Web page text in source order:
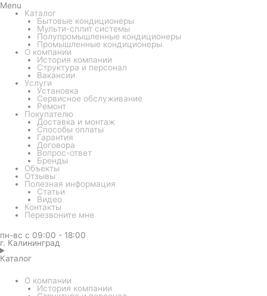
Menu
Каталог
Бытовые кондиционеры
Мульти-сплит системы
Полупромышленные кондиционеры
Промышленные кондиционеры
О компании
История компании
Структура и персонал
Вакансии
Услуги
Установка
Сервисное обслуживание
Ремонт
Покупателю
Доставка и монтаж
Способы оплаты
Гарантия
Договора
Вопрос-ответ
Бренды
Объекты
Отзывы
Полезная информация
Статьи
Видео
Контакты
Перезвоните мне
пн-вс с 09:00 - 18:00
г. Калининград
Каталог
О компании
История компании